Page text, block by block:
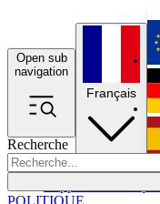
Open sub
navigation
Recherche
Français
POLITIQUE